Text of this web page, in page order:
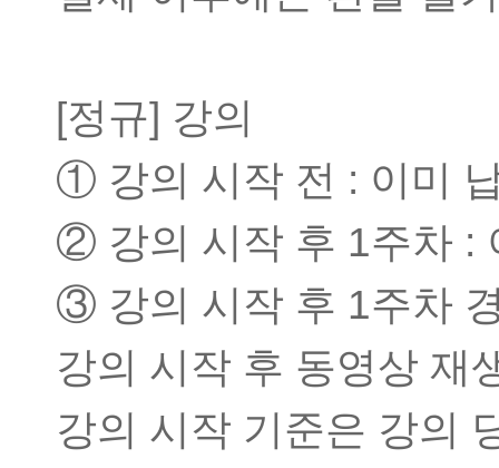
[정규] 강의
① 강의 시작 전 : 이미
② 강의 시작 후 1주차 :
③ 강의 시작 후 1주차
강의 시작 후 동영상 재
강의 시작 기준은 강의